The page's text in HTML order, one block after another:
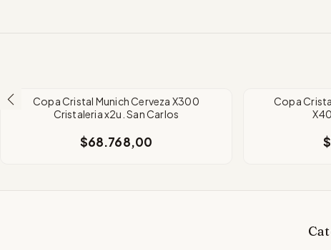
Copa Cristal Munich Cerveza X300
Cristaleria x2u. San Carlos
$68.768,00
Copa